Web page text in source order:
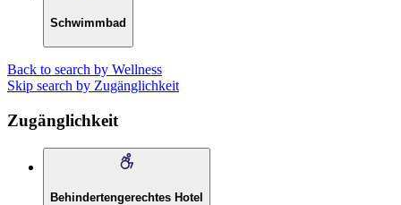
Schwimmbad
Back to search by Wellness
Skip search by Zugänglichkeit
Zugänglichkeit
Behindertengerechtes Hotel